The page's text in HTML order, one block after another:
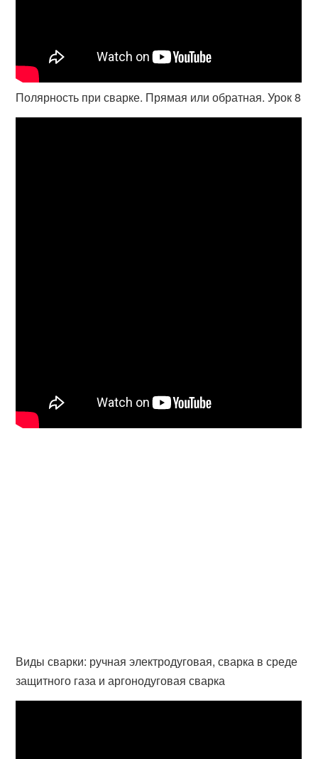
Полярность при сварке. Прямая или обратная. Урок 8
Виды сварки: ручная электродуговая, сварка в среде
защитного газа и аргонодуговая сварка